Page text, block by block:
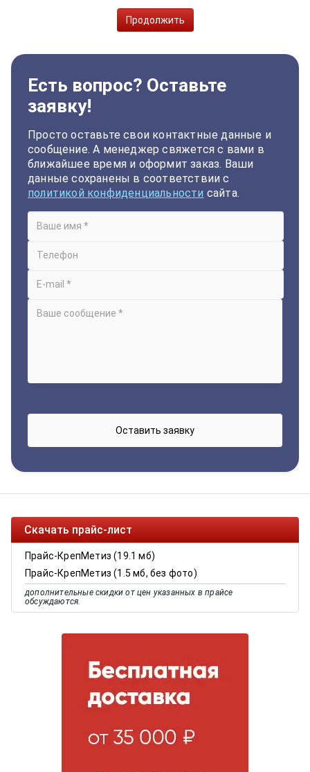
Продолжить
Есть вопрос? Оставьте
заявку!
Просто оставьте свои контактные данные и
сообщение. А менеджер свяжется с вами в
ближайшее время и оформит заказ. Ваши
данные сохранены в соответствии с
политикой конфиденциальности сайта.
Скачать прайс-лист
Прайс-КрепМетиз (19.1 мб)
Прайс-КрепМетиз (1.5 мб, без фото)
дополнительные скидки от цен указанных в прайсе
обсуждаются.